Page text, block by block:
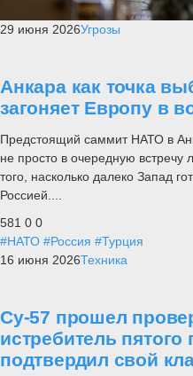
29 июня 2026Угрозы
Анкара как точка
загоняет Европу в
Предстоящий саммит НАТО в
не просто в очередную встречу
того, насколько далеко Запад
Россией....
581 0 0
#НАТО #Россия #Турция
16 июня 2026Техника
Су-57 прошел
истребитель пятого
подтвердил свой